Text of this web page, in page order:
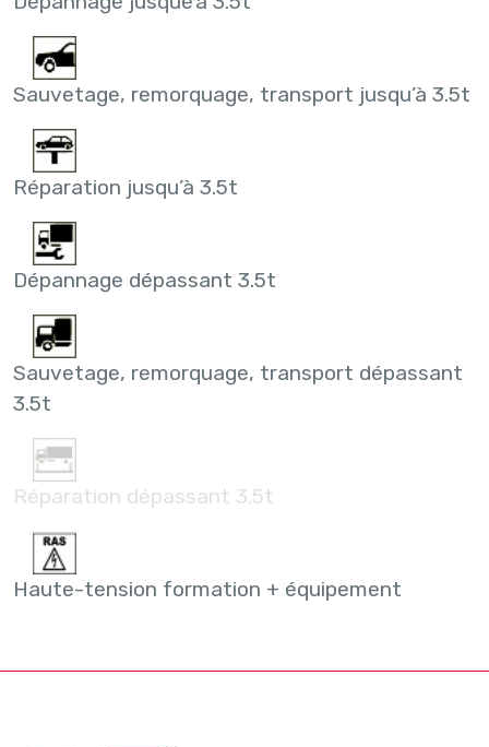
Sauvetage, remorquage, transport jusqu’à 3.5t
Réparation jusqu’à 3.5t
Dépannage dépassant 3.5t
Sauvetage, remorquage, transport dépassant
3.5t
Réparation dépassant 3.5t
Haute-tension formation + équipement